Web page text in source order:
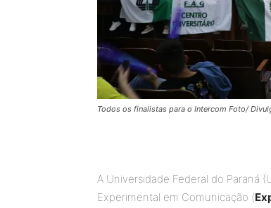
Todos os finalistas para o Intercom Foto/
A Universidade Federal do Paraná
Experimental em Comunicação (